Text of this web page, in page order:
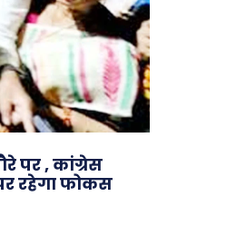
पर , कांग्रेस
रहेगा फोकस